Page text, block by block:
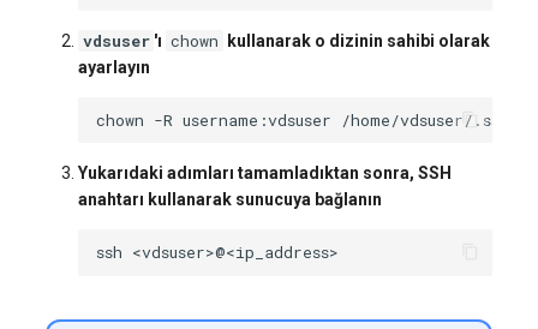
vdsuser 'ı chown
kullanarak o dizinin sahibi olarak
ayarlayın
chown -R username:vdsuser
Yukarıdaki adımları tamamladıktan sonra, SSH
anahtarı kullanarak sunucuya bağlanın
ssh